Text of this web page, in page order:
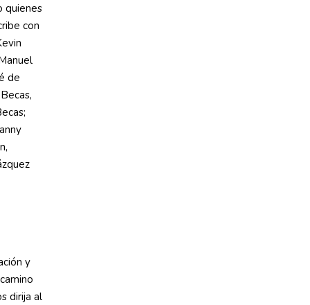
quienes
con
de
y
dirija al